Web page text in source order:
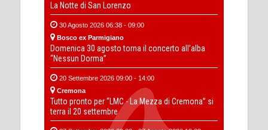
La Notte di San Lorenzo
30 Agosto 2026 06:38 - 09:00
Bosco ex Parmigiano
Domenica 30 agosto torna il concerto all’alba
“Nessun Dorma”
20 Settembre 2026 09:00 - 14:00
Cremona
Tutto pronto per “LMC - La Mezza di Cremona” si
terra il 20 settembre